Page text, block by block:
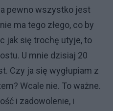
pewno wszystko jest
ma tego złego, co by
jak się trochę utyje, to
U mnie dzisiaj 20
Czy ja się wygłupiam z
Wcale nie. To ważne.
i zadowolenie, i